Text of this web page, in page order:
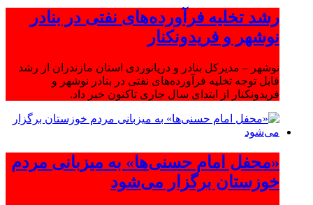
رشد تخلیه فرآورده‌های نفتی در بنادر
نوشهر و فریدونکنار
نوشهر – مدیرکل بنادر و دریانوردی استان مازندران از رشد
قابل توجه تخلیه فرآورده‌های نفتی در بنادر نوشهر و
فریدونکنار از ابتدای سال جاری تاکنون خبر داد.
«محفل امام حسنی‌ها» به میزبانی مردم
خوزستان برگزار می‌شود